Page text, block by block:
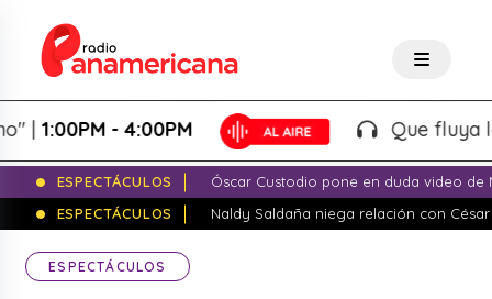
- 4:00PM Que fluya la
ESPECTÁCULOS
Óscar Custodio pone en duda video de
ESPECTÁCULOS
Naldy Saldaña niega relación con
ESPECTÁCULOS